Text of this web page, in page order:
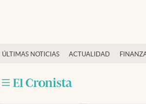
ÚLTIMAS NOTICIAS ACTUALIDAD
Actualidad